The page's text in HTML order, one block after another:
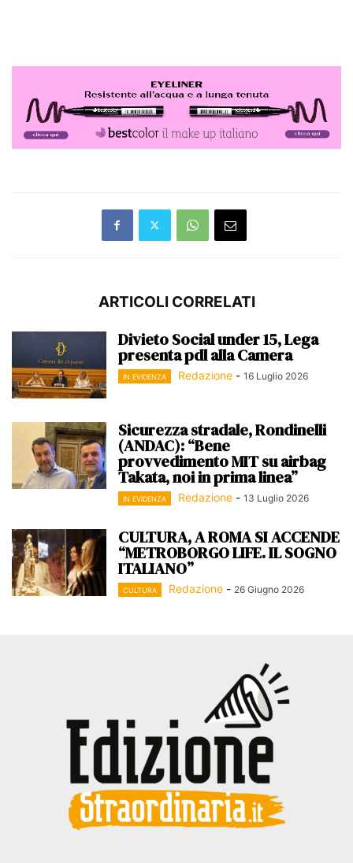
ARTICOLI CORRELATI
Divieto Social under 15, Lega
presenta pdl alla Camera
IN EVIDENZA Redazione - 16 Luglio 2026
Sicurezza stradale, Rondinelli
(ANDAC): “Bene
provvedimento MIT su airbag
Takata, noi in prima linea”
IN EVIDENZA Redazione - 13 Luglio 2026
CULTURA, A ROMA SI ACCENDE
“METROBORGO LIFE. IL SOGNO
ITALIANO”
CULTURA Redazione - 26 Giugno 2026